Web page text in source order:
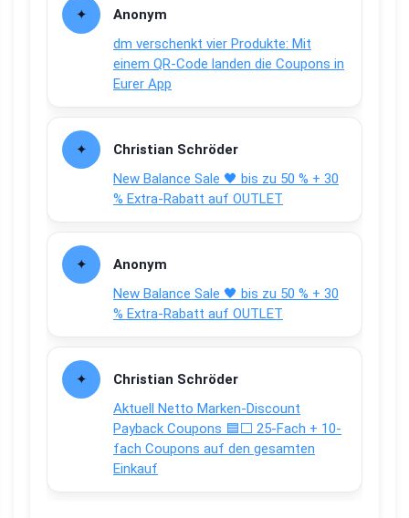
Anonym
dm verschenkt vier Produkte: Mit
einem QR-Code landen die Coupons in
Eurer App
Christian Schröder
New Balance Sale 🖤 bis zu 50 % + 30
% Extra-Rabatt auf OUTLET
Anonym
New Balance Sale 🖤 bis zu 50 % + 30
% Extra-Rabatt auf OUTLET
Christian Schröder
Aktuell Netto Marken-Discount
Payback Coupons 🟦⬜ 25-Fach + 10-
fach Coupons auf den gesamten
Einkauf